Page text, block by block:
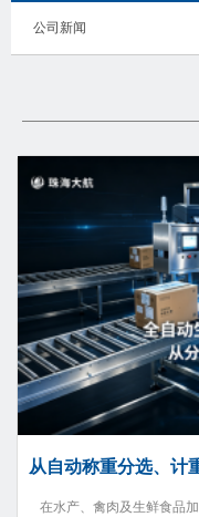
公司新闻
从自动称重分选、计
在水产、禽肉及生鲜食品